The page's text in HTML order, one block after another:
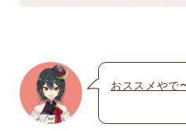
発送となります。 ☆画像は
る為現物を優先してくださ
遽完売になります。ご容赦
名前 ※ おススメやで